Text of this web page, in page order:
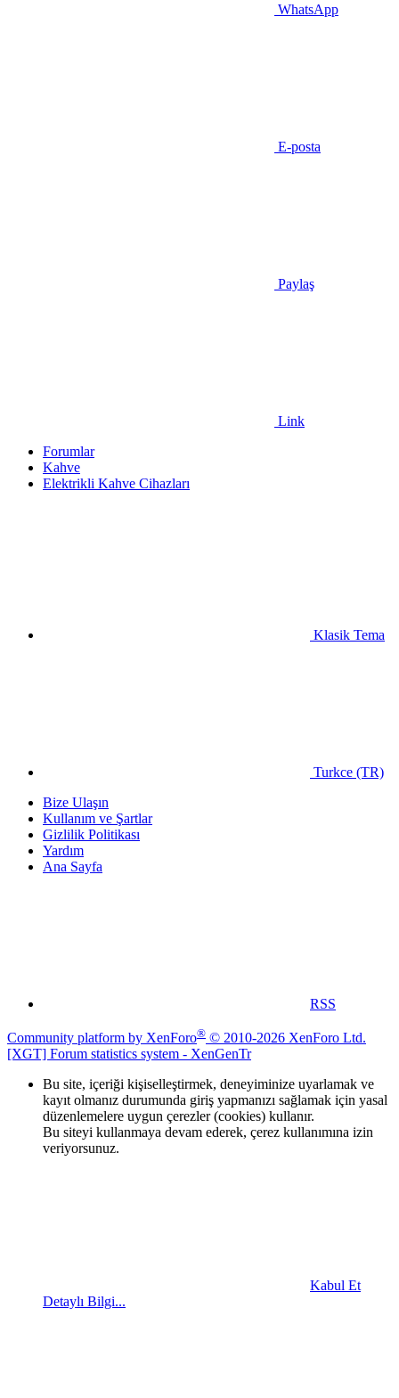
WhatsApp
E-posta
Paylaş
Link
Forumlar
Kahve
Elektrikli Kahve Cihazları
Klasik Tema
Turkce (TR)
Bize Ulaşın
Kullanım ve Şartlar
Gizlilik Politikası
Yardım
Ana Sayfa
RSS
Community platform by XenForo® © 2010-2026 XenForo Ltd.
[XGT] Forum statistics system - XenGenTr
Bu site, içeriği kişiselleştirmek, deneyiminize uyarlamak ve
kayıt olmanız durumunda giriş yapmanızı sağlamak için yasal
düzenlemelere uygun çerezler (cookies) kullanır.
Bu siteyi kullanmaya devam ederek, çerez kullanımına izin
veriyorsunuz.
Kabul Et
Detaylı Bilgi...